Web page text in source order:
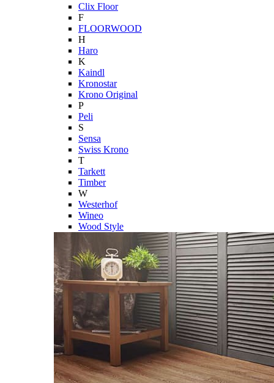
Clix Floor
F
FLOORWOOD
H
Haro
K
Kaindl
Kronostar
Krono Original
P
Peli
S
Sensa
Swiss Krono
T
Tarkett
Timber
W
Westerhof
Wineo
Wood Style